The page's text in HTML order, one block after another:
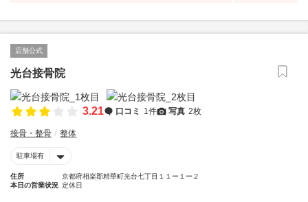
店舗公式
光台接骨院
3.21 口コミ 1件 写真 2枚
接骨・整骨 整体
駐車場有
住所
京都府相楽郡精華町光台七丁目１１ー１ー２
本日の営業状況 定休日